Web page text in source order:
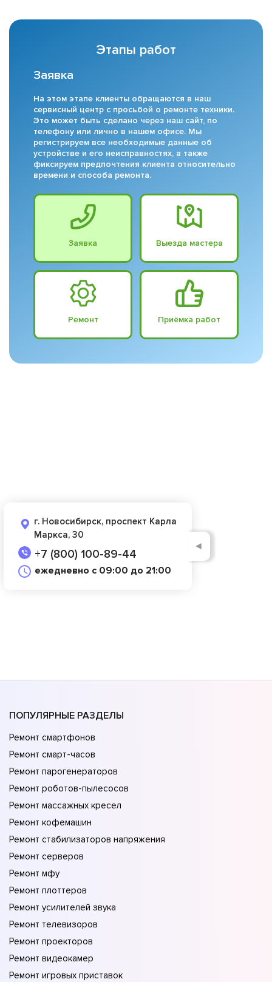
Этапы работ
Заявка
На этом этапе клиенты обращаются в наш
сервисный центр с просьбой о ремонте техники.
Это может быть сделано через наш сайт, по
телефону или лично в нашем офисе. Мы
регистрируем все необходимые данные об
устройстве и его неисправностях, а также
фиксируем предпочтения клиента относительно
времени и способа ремонта.
Заявка Выезда мастера
Ремонт Приёмка работ
г. Новосибирск, проспект Карла
Маркса, 30
+7 (800) 100-89-44
ежедневно с 09:00 до 21:00
◄
ПОПУЛЯРНЫЕ РАЗДЕЛЫ
Ремонт смартфонов
Ремонт смарт-часов
Ремонт парогенераторов
Ремонт роботов-пылесосов
Ремонт массажных кресел
Ремонт кофемашин
Ремонт стабилизаторов напряжения
Ремонт серверов
Ремонт мфу
Ремонт плоттеров
Ремонт усилителей звука
Ремонт телевизоров
Ремонт проекторов
Ремонт видеокамер
Ремонт игровых приставок